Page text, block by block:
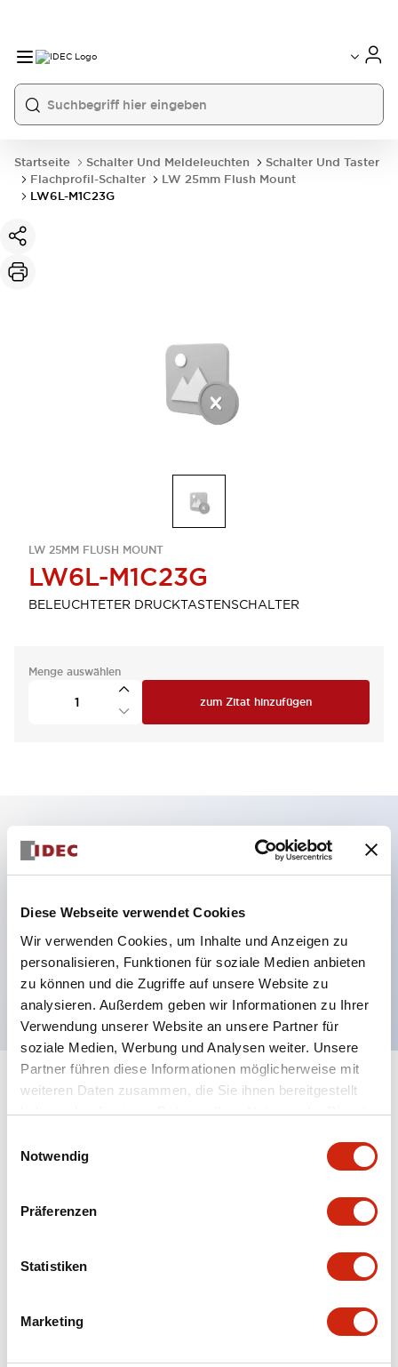
Diese Webseite verwendet Cookies
Wir verwenden Cookies, um Inhalte und Anzeigen zu
personalisieren, Funktionen für soziale Medien anbieten
zu können und die Zugriffe auf unsere Website zu
analysieren. Außerdem geben wir Informationen zu Ihrer
Verwendung unserer Website an unsere Partner für
soziale Medien, Werbung und Analysen weiter. Unsere
Partner führen diese Informationen möglicherweise mit
weiteren Daten zusammen, die Sie ihnen bereitgestellt
haben oder die sie im Rahmen Ihrer Nutzung der Dienste
Notwendig
Präferenzen
Statistiken
Marketing
Startseite Schalter Und Meldeleuchten
Schalter Und Taster
Flachprofil-Schalter
LW 25mm Flush Mount
LW6L-M1C23G
LW 25MM FLUSH MOUNT
LW6L-M1C23G
BELEUCHTETER DRUCKTASTENSCHALTER
Menge auswählen
zum Zitat hinzufügen
Hauptmerkmale
Mehrfachbefestigung möglich
eine hochsichere Stiftzuhaltungsstruktur
Schutzart IP65 (IEC60529)
Spezifikationen Alle erweitern
portion)